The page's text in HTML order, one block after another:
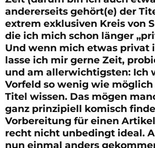
andererseits gehört(e) der
extrem exklusiven Kreis von
die ich mich schon länger
Und wenn mich etwas privat
lasse ich mir gerne Zeit,
und am allerwichtigsten: Ich
Vorfeld so wenig wie möglich
Titel wissen. Das mögen
ganz prinzipiell komisch
Vorbereitung für einen
recht nicht unbedingt ideal.
nun einmal anders